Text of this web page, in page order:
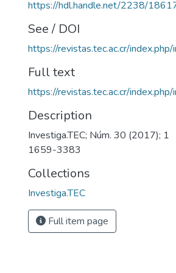
https://hdl.handle.net/2238/
See / DOI
https://revistas.tec.ac.cr/
Full text
https://revistas.tec.ac.cr/
Description
Investiga.TEC; Núm. 30 (2017); 1
1659-3383
Collections
Investiga.TEC
Full item page